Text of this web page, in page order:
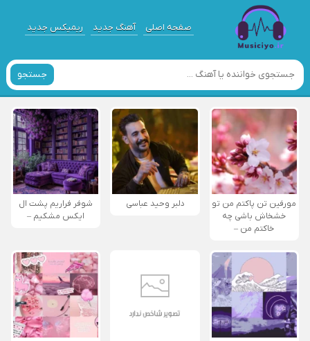
صفحه اصلی آهنگ جدید ریمیکس جدید
جستجو
مورفین تن پاکتم من تو
خشخاش باشی چه
خاکتم من –
دلبر وحید عباسی
شوفر فراریم پشت ال
ایکس مشکیم –